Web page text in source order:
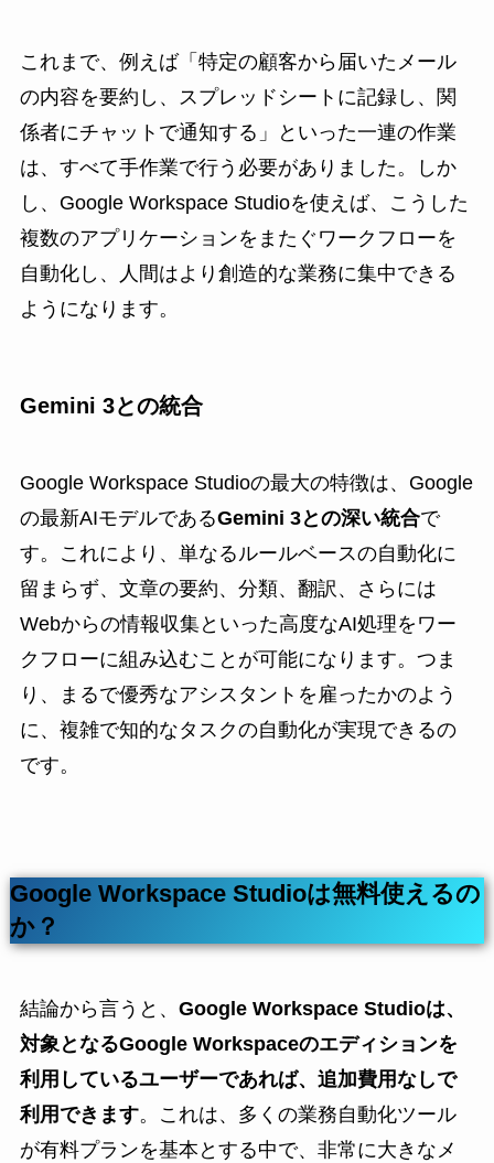
これまで、例えば「特定の顧客から届いたメール
の内容を要約し、スプレッドシートに記録し、関
係者にチャットで通知する」といった一連の作業
は、すべて手作業で行う必要がありました。しか
し、Google Workspace Studioを使えば、こうした
複数のアプリケーションをまたぐワークフローを
自動化し、人間はより創造的な業務に集中できる
ようになります。
Gemini 3との統合
Google Workspace Studioの最大の特徴は、Google
の最新AIモデルであるGemini 3との深い統合で
す。これにより、単なるルールベースの自動化に
留まらず、文章の要約、分類、翻訳、さらには
Webからの情報収集といった高度なAI処理をワー
クフローに組み込むことが可能になります。つま
り、まるで優秀なアシスタントを雇ったかのよう
に、複雑で知的なタスクの自動化が実現できるの
です。
Google Workspace Studioは無料使えるの
か？
結論から言うと、 Google Workspace Studioは、
対象となるGoogle Workspaceのエディションを
利用しているユーザーであれば、追加費用なしで
利用できます。これは、多くの業務自動化ツール
が有料プランを基本とする中で、非常に大きなメ